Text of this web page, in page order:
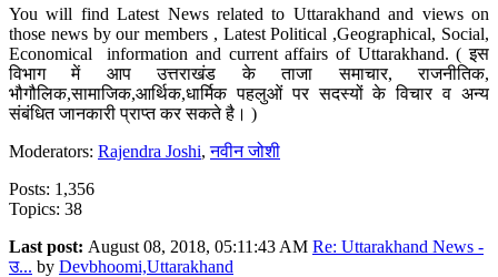
You will find Latest News related to Uttarakhand and views on
those news by our members , Latest Political ,Geographical, Social,
Economical information and current affairs of Uttarakhand. ( इस
विभाग में आप उत्तराखंड के ताजा समाचार, राजनीतिक,
भौगौलिक,सामाजिक,आर्थिक,धार्मिक पहलुओं पर सदस्यों के विचार व अन्य
संबंधित जानकारी प्राप्त कर सकते है। )
Moderators: Rajendra Joshi,नवीन जोशी
Posts: 1,356
Topics: 38
Last post: August 08, 2018, 05:11:43 AM Re: Uttarakhand News -
उ... by Devbhoomi,Uttarakhand